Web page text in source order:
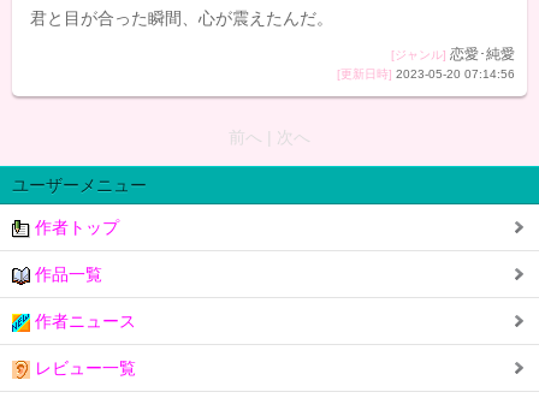
君と目が合った瞬間、心が震えたんだ。
[ジャンル] 恋愛･純愛
[更新日時] 2023-05-20 07:14:56
前へ | 次へ
ユーザーメニュー
作者トップ
作品一覧
作者ニュース
レビュー一覧